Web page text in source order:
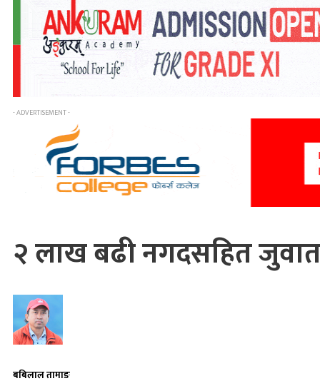
- ADVERTISEMENT -
२ लाख बढी नगदसहित
बबिलाल तामाङ